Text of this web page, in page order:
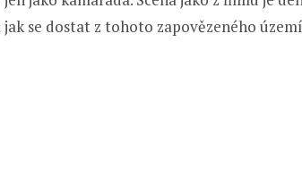
jak se dostat z tohoto zapovězeného